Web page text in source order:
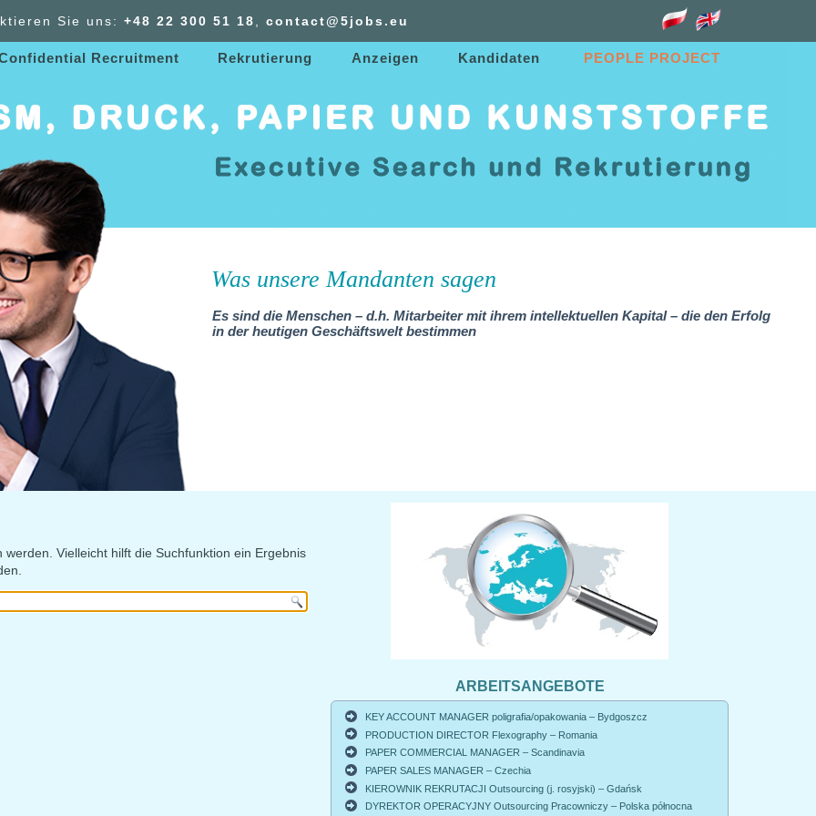
Sie uns: +48 22 300 51 18 contact@5jobs.eu
Recruitment Rekrutierung Anzeigen Kandidaten PEOPLE PROJECT
Was unsere Mandanten sagen
Es sind die Menschen – d.h. Mitarbeiter mit ihrem intellektuellen Kapital – die den Erfolg
in der heutigen Geschäftswelt bestimmen
Vielleicht hilft die Suchfunktion ein Ergebnis
ARBEITSANGEBOTE
KEY ACCOUNT MANAGER poligrafia/opakowania – Bydgoszcz
PRODUCTION DIRECTOR Flexography – Romania
PAPER COMMERCIAL MANAGER – Scandinavia
PAPER SALES MANAGER – Czechia
KIEROWNIK REKRUTACJI Outsourcing (j. rosyjski) – Gdańsk
DYREKTOR OPERACYJNY Outsourcing Pracowniczy – Polska północna